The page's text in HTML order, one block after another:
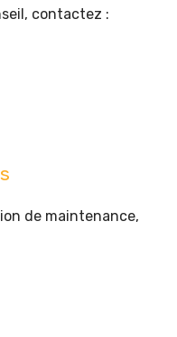
contactez :
de maintenance,